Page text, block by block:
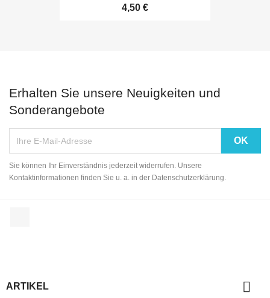
4,50 €
Erhalten Sie unsere Neuigkeiten und
Sonderangebote
Sie können Ihr Einverständnis jederzeit widerrufen. Unsere
Kontaktinformationen finden Sie u. a. in der Datenschutzerklärung.
ARTIKEL 